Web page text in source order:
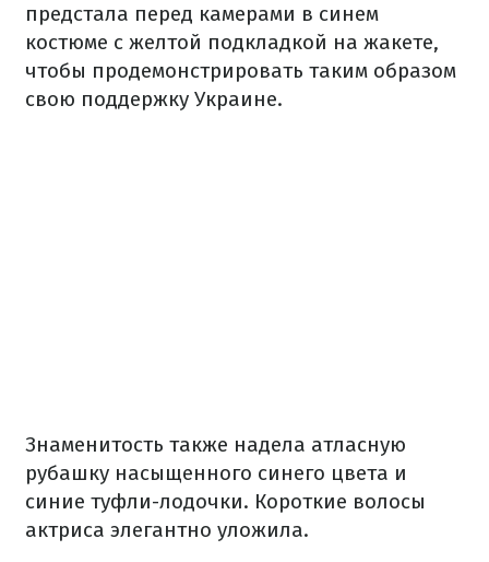
предстала перед камерами в синем
костюме с желтой подкладкой на жакете,
чтобы продемонстрировать таким образом
свою поддержку Украине.
Знаменитость также надела атласную
рубашку насыщенного синего цвета и
синие туфли-лодочки. Короткие волосы
актриса элегантно уложила.